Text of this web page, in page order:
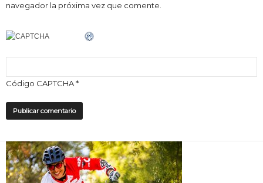
navegador la próxima vez que comente.
Código CAPTCHA*